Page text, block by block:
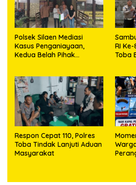
Polsek Silaen Mediasi
Kasus Penganiayaan,
Kedua Belah Pihak
RI
Toba
Respon Cepat 110, Polres
Toba Tindak Lanjuti Aduan
Masyarakat